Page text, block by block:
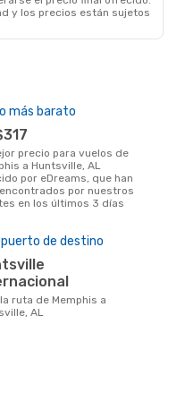
y los precios están sujetos
más barato
a Huntsville, AL
por eDreams, que han
por nuestros
en los últimos 3 días
de destino
AL